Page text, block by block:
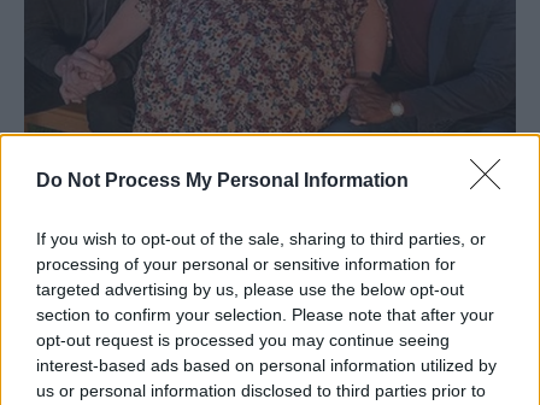
Do Not Process My Personal Information
If you wish to opt-out of the sale, sharing to third parties, or
processing of your personal or sensitive information for
targeted advertising by us, please use the below opt-out
section to confirm your selection. Please note that after your
opt-out request is processed you may continue seeing
interest-based ads based on personal information utilized by
us or personal information disclosed to third parties prior to